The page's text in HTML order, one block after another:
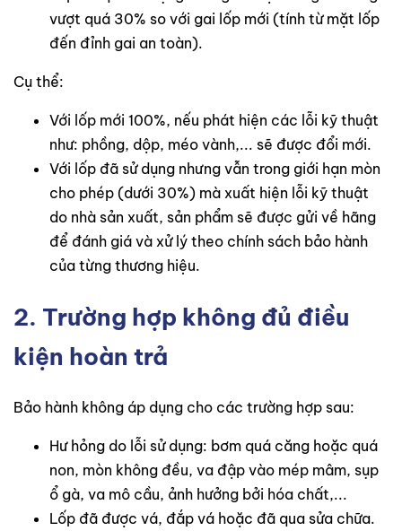
vượt quá 30% so với gai lốp mới (tính từ mặt lốp
đến đỉnh gai an toàn).
Cụ thể:
Với lốp mới 100%, nếu phát hiện các lỗi kỹ thuật
như: phồng, dộp, méo vành,... sẽ được đổi mới.
Với lốp đã sử dụng nhưng vẫn trong giới hạn mòn
cho phép (dưới 30%) mà xuất hiện lỗi kỹ thuật
do nhà sản xuất, sản phẩm sẽ được gửi về hãng
để đánh giá và xử lý theo chính sách bảo hành
của từng thương hiệu.
2. Trường hợp không đủ điều
kiện hoàn trả
Bảo hành không áp dụng cho các trường hợp sau:
Hư hỏng do lỗi sử dụng: bơm quá căng hoặc quá
non, mòn không đều, va đập vào mép mâm, sụp
ổ gà, va mô cầu, ảnh hưởng bởi hóa chất,...
Lốp đã được vá, đắp vá hoặc đã qua sửa chữa.